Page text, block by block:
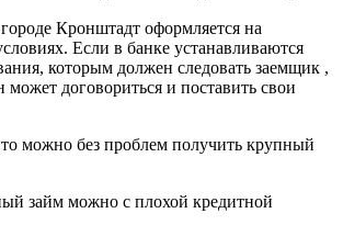
Кронштадт оформляется на
Если в банке устанавливаются
которым должен следовать заемщик ,
может договориться и поставить свои
то можно без проблем получить крупный
займ можно с плохой кредитной